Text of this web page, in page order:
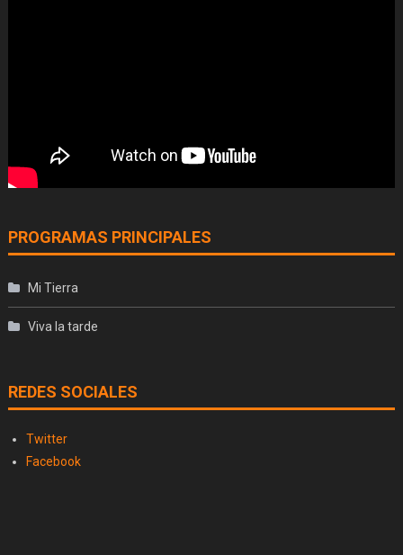
PROGRAMAS PRINCIPALES
Mi Tierra
Viva la tarde
REDES SOCIALES
Twitter
Facebook